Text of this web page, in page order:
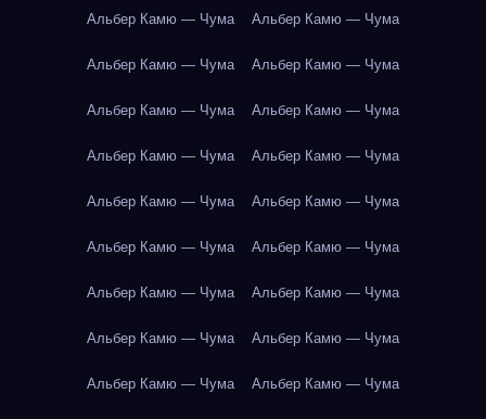
Альбер Камю — Чума Альбер Камю — Чума
Альбер Камю — Чума Альбер Камю — Чума
Альбер Камю — Чума Альбер Камю — Чума
Альбер Камю — Чума Альбер Камю — Чума
Альбер Камю — Чума Альбер Камю — Чума
Альбер Камю — Чума Альбер Камю — Чума
Альбер Камю — Чума Альбер Камю — Чума
Альбер Камю — Чума Альбер Камю — Чума
Альбер Камю — Чума Альбер Камю — Чума